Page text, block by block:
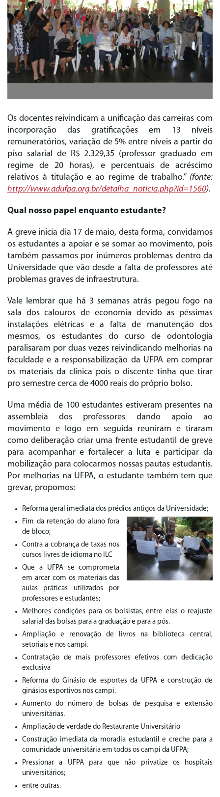
Os docentes reivindicam a unificação das carreiras com
incorporação das gratificações em 13 níveis
remuneratórios, variação de 5% entre níveis a partir do
piso salarial de R$ 2.329,35 (professor graduado em
regime de 20 horas), e percentuais de acréscimo
relativos à titulação e ao regime de trabalho.” (fonte:
http://www.adufpa.org.br/detalha_noticia.php?id=1560).
Qual nosso papel enquanto estudante?
A greve inicia dia 17 de maio, desta forma, convidamos
os estudantes a apoiar e se somar ao movimento, pois
também passamos por inúmeros problemas dentro da
Universidade que vão desde a falta de professores até
problemas graves de infraestrutura.
Vale lembrar que há 3 semanas atrás pegou fogo na
sala dos calouros de economia devido as péssimas
instalações elétricas e a falta de manutenção dos
mesmos, os estudantes do curso de odontologia
paralisaram por duas vezes reivindicando melhorias na
faculdade e a responsabilização da UFPA em comprar
os materiais da clínica pois o discente tinha que tirar
pro semestre cerca de 4000 reais do próprio bolso.
Uma média de 100 estudantes estiveram presentes na
assembleia dos professores dando apoio ao
movimento e logo em seguida reuniram e tiraram
como deliberação criar uma frente estudantil de greve
para acompanhar e fortalecer a luta e participar da
mobilização para colocarmos nossas pautas estudantis.
Por melhorias na UFPA, o estudante também tem que
grevar, propomos:
Reforma geral imediata dos prédios antigos da Universidade;
Fim da retenção do aluno fora
de bloco;
Contra a cobrança de taxas nos
cursos livres de idioma no ILC
Que a UFPA se comprometa
em arcar com os materiais das
aulas práticas utilizados por
professores e estudantes;
Melhores condições para os bolsistas, entre elas o reajuste
salarial das bolsas para a graduação e para a pós.
Ampliação e renovação de livros na biblioteca central,
setoriais e nos campi.
Contratação de mais professores efetivos com dedicação
exclusiva
Reforma do Ginásio de esportes da UFPA e construção de
ginásios esportivos nos campi.
Aumento do número de bolsas de pesquisa e extensão
universitárias.
Ampliação de verdade do Restaurante Universitário
Construção imediata da moradia estudantil e creche para a
comunidade universitária em todos os campi da UFPA;
Pressionar a UFPA para que não privatize os hospitais
universitários;
entre outras.